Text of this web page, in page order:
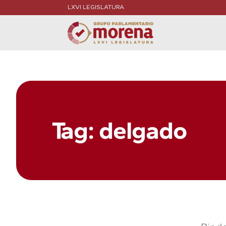
LXVI LEGISLATURA
Tag: delgado